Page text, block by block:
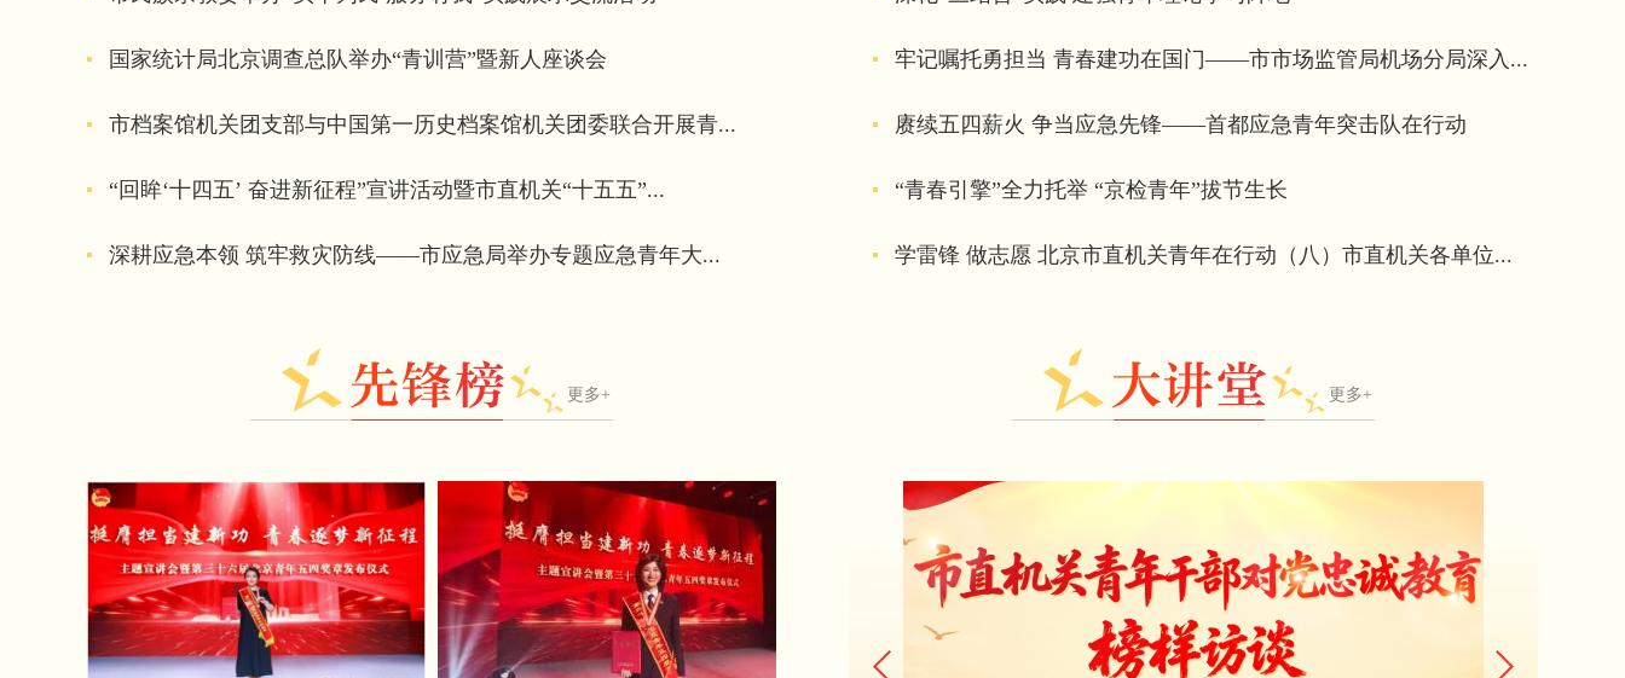
国家统计局北京调查总队举办“青训营”暨新人座谈会
市档案馆机关团支部与中国第一历史档案馆机关团委联合开展青...
“回眸‘十四五’ 奋进新征程”宣讲活动暨市直机关“十五五”...
深耕应急本领 筑牢救灾防线——市应急局举办专题应急青年大...
牢记嘱托勇担当 青春建功在国门——市市场监管局机场分局深入...
赓续五四薪火 争当应急先锋——首都应急青年突击队在行动
“青春引擎”全力托举 “京检青年”拔节生长
学雷锋 做志愿 北京市直机关青年在行动（八）市直机关各单位...
更多+ 更多+